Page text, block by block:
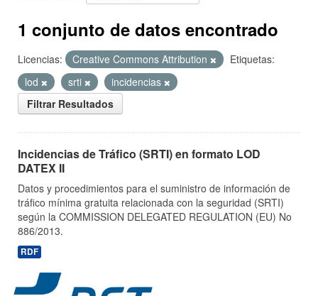
1 conjunto de datos encontrado
Licencias: Creative Commons Attribution
Etiquetas:
lod
srti
incidencias
Filtrar Resultados
Incidencias de Tráfico (SRTI) en formato LOD
DATEX II
Datos y procedimientos para el suministro de información de
tráfico mínima gratuita relacionada con la seguridad (SRTI)
según la COMMISSION DELEGATED REGULATION (EU) No
886/2013.
RDF